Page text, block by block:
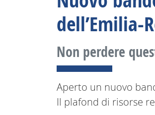
dell’Emilia-
Non perdere
Aperto un nuovo
Il plafond di risorse